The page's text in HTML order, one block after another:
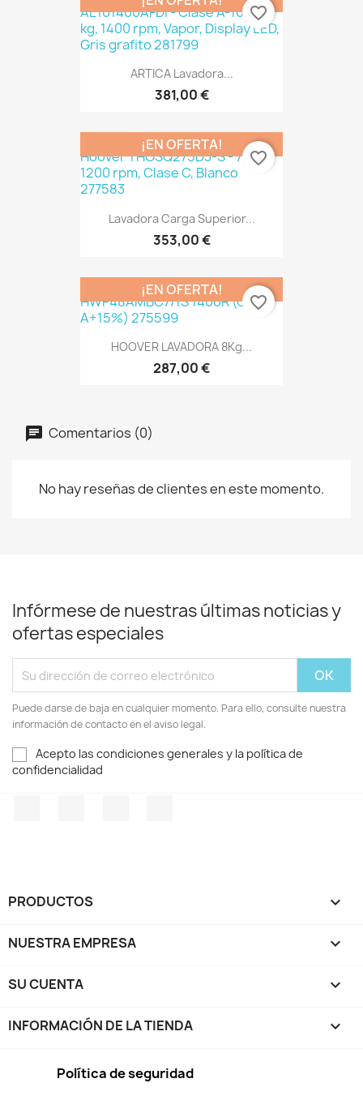
ARTICA Lavadora...
381,00 €
favorite_border
Lavadora Carga Superior...
353,00 €
¡EN OFERTA!
favorite_border
HOOVER LAVADORA 8Kg...
287,00 €
¡EN OFERTA!
favorite_border
Comentarios (0)
No hay reseñas de clientes en este momento.
Infórmese de nuestras últimas noticias y
ofertas especiales
Puede darse de baja en cualquier momento. Para ello, consulte nuestra
información de contacto en el aviso legal.
Acepto las condiciones generales y la política de
confidencialidad
PRODUCTOS 
NUESTRA EMPRESA 
SU CUENTA 
INFORMACIÓN DE LA TIENDA keyboard_arrow_down
Política de seguridad